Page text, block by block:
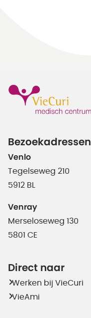
Bezoekadressen
Venlo
Tegelseweg 210
5912 BL
Venray
Merseloseweg 130
5801 CE
Direct naar
Werken bij VieCuri
VieAmi